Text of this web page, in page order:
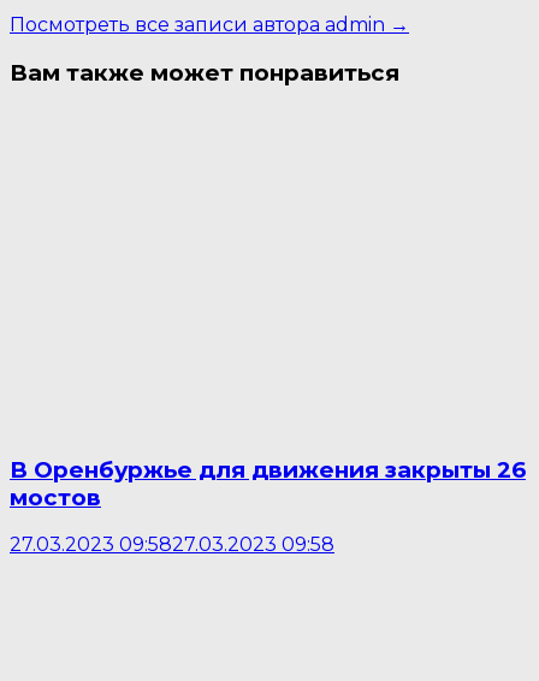
Посмотреть все записи автора admin →
Вам также может понравиться
В Оренбуржье для движения закрыты 26
мостов
27.03.2023 09:5827.03.2023 09:58